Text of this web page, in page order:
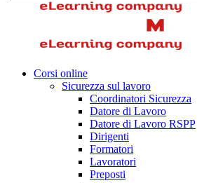
Corsi online
Sicurezza sul lavoro
Coordinatori Sicurezza
Datore di Lavoro
Datore di Lavoro RSPP
Dirigenti
Formatori
Lavoratori
Preposti